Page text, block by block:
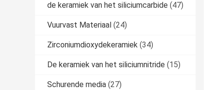
de keramiek van het siliciumcarbide (47)
Vuurvast Materiaal (24)
Zirconiumdioxydekeramiek (34)
De keramiek van het siliciumnitride (15)
Schurende media (27)